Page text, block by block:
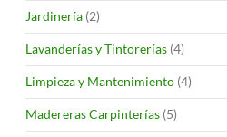
Jardinería (2)
Lavanderías y Tintorerías (4)
Limpieza y Mantenimiento (4)
Madereras Carpinterías (5)